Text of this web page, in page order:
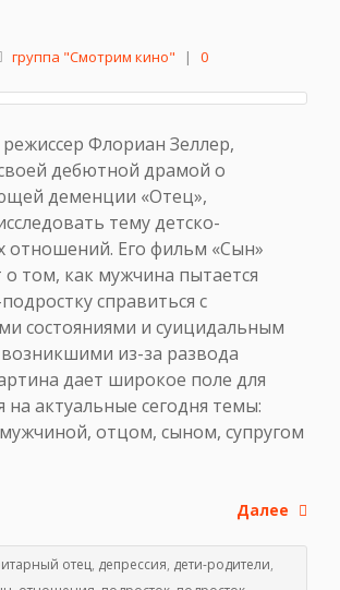
группа "Смотрим кино" | 0
Флориан Зеллер,
дебютной драмой о
деменции «Отец»,
тему детско-
отношений. Его фильм «Сын»
о том, как мужчина пытается
справиться с
состояниями и суицидальным
из-за развода
дает широкое поле для
актуальные сегодня темы:
отцом, сыном, супругом
Далее
отец, депрессия, дети-родители,